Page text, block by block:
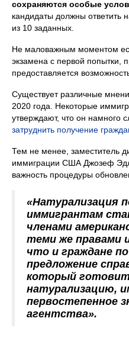
сохраняются особые
кандидаты должны ответить
из 10 заданных.
Не маловажным моментом
экзамена с первой попытки,
предоставляется
Существует различные
2020 года. Некоторые
утверждают, что он намного
затруднить получение
Тем не менее, заместитель
иммиграции США Джозеф
важность процедуры
«Натурализация
иммигрантам
членами
теми же правами
что и граждане
предложение
который
натурализацию,
первостепенное
агентства».